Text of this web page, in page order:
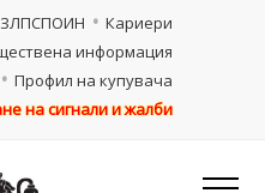
Кариери
информация
Профил на купувача
на сигнали и жалби